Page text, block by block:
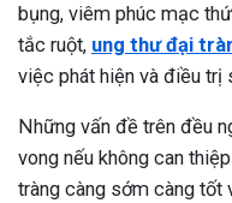
bụng, viêm phúc mạc
tắc ruột, ung thư đại
việc phát hiện và điều trị
Những vấn đề trên đều
vong nếu không can
tràng càng sớm càng tốt